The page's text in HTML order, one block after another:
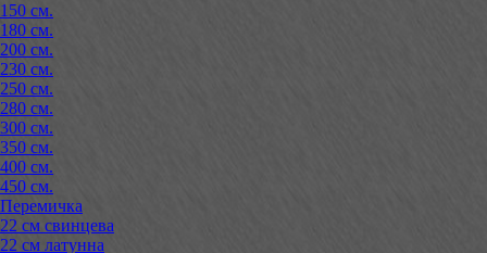
150 см.
180 см.
200 см.
230 см.
250 см.
280 см.
300 см.
350 см.
400 см.
450 см.
Перемичка
22 см свинцева
22 см латунна